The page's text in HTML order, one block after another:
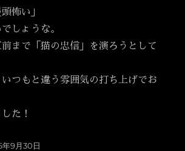
怖い」
しょうな。
まで「猫の忠信」を演ろうとして
つもと違う雰囲気の打ち上げでお
た！
年9月30日